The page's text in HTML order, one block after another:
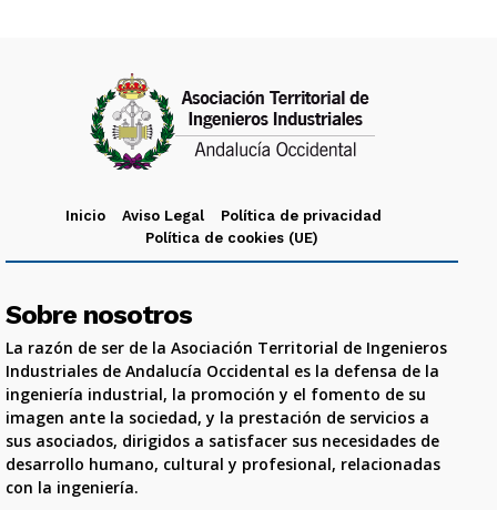
Inicio Aviso Legal
Política de privacidad
Política de cookies (UE)
Sobre nosotros
La razón de ser de la Asociación Territorial de Ingenieros
Industriales de Andalucía Occidental es la defensa de la
ingeniería industrial, la promoción y el fomento de su
imagen ante la sociedad, y la prestación de servicios a
sus asociados, dirigidos a satisfacer sus necesidades de
desarrollo humano, cultural y profesional, relacionadas
con la ingeniería.